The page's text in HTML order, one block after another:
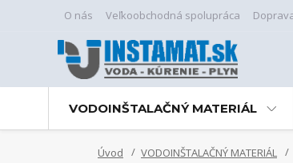
O nás Veľkoobchodná spolupráca
VODOINŠTALAČNÝ MATERIÁL
Úvod VODOINŠTALAČNÝ MATERIÁL